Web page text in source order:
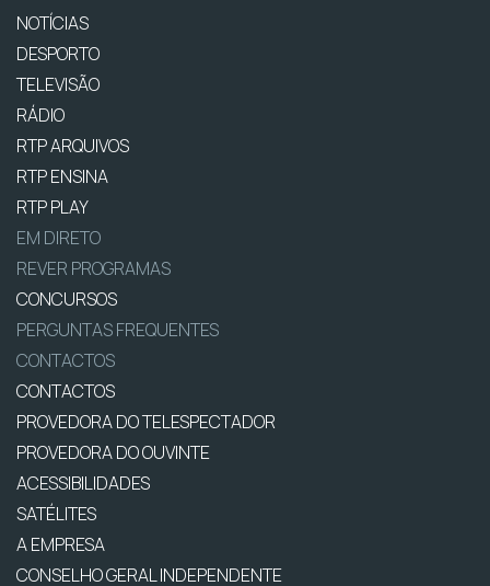
NOTÍCIAS
DESPORTO
TELEVISÃO
RÁDIO
RTP ARQUIVOS
RTP ENSINA
RTP PLAY
EM DIRETO
REVER PROGRAMAS
CONCURSOS
PERGUNTAS FREQUENTES
CONTACTOS
CONTACTOS
PROVEDORA DO TELESPECTADOR
PROVEDORA DO OUVINTE
ACESSIBILIDADES
SATÉLITES
A EMPRESA
CONSELHO GERAL INDEPENDENTE